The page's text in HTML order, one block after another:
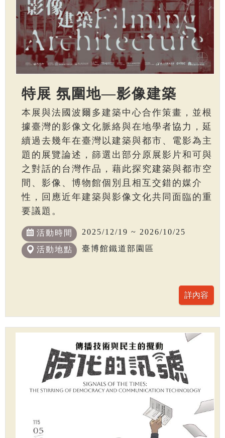
特展 氛圍地—影像建築
本展與法國波爾多建築中心合作策畫，並根
據臺灣的影像文化脈絡與在地學者協力，延
續過去幾年在臺灣以建築與都市、電影為主
題的展覽論述，篩選出部分原展影片和可與
之對話的台灣作品，藉此探究建築與都市空
間、影像、博物館個別且相互交錯的媒介
性，回應近年建築與影像文化共同面臨的重
要議題。
活動時間 2025/12/19 ~ 2026/10/25
活動地點 臺博館鐵道部園區